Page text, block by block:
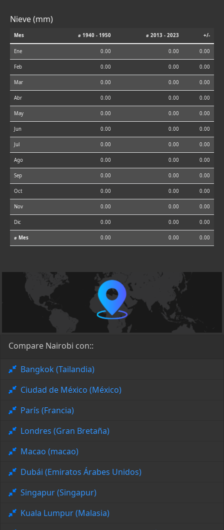
Nieve (mm)
Mes ⌀ 1940 - 1950 ⌀ 2013 - 2023 +/-
Ene 0.00 0.00 0.00
Feb 0.00 0.00 0.00
Mar 0.00 0.00 0.00
Abr 0.00 0.00 0.00
May 0.00 0.00 0.00
Jun 0.00 0.00 0.00
Jul 0.00 0.00 0.00
Ago 0.00 0.00 0.00
Sep 0.00 0.00 0.00
Oct 0.00 0.00 0.00
Nov 0.00 0.00 0.00
Dic 0.00 0.00 0.00
⌀ Mes 0.00 0.00 0.00
Compare Nairobi con::
Bangkok (Tailandia)
Ciudad de México (México)
París (Francia)
Londres (Gran Bretaña)
Macao (macao)
Dubái (Emiratos Árabes Unidos)
Singapur (Singapur)
Kuala Lumpur (Malasia)